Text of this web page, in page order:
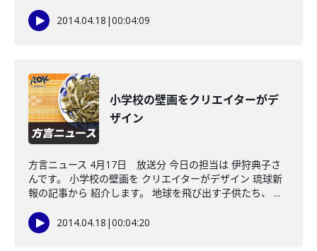
2014.04.18 |00:04:09
小学校の壁画をクリエイターがデ
ザイン
方言ニュース 4月17日 放送分 今日の担当は 伊狩典子さ
んです。 小学校の壁画を クリエイターがデザイン 琉球新
報の記事から 紹介します。 地球を飛び出す子供たち、 ...
2014.04.18 |00:04:20